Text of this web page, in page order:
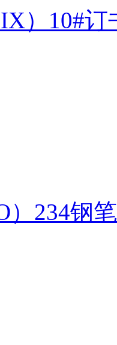
）10#订
）234钢